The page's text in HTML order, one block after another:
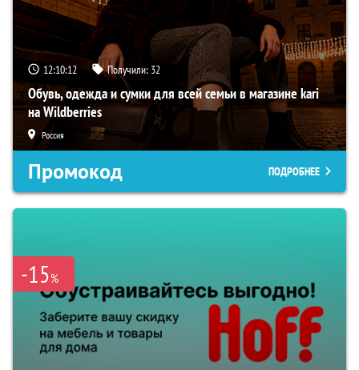
12:10:11 Получили: 32
Обувь, одежда и сумки для всей семьи в магазине kari
на Wildberries
Россия
Промокод ПОДРОБНЕЕ
-15%